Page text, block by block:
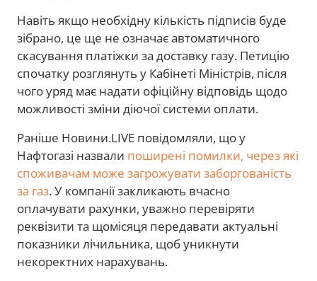
Навіть якщо необхідну кількість підписів буде
зібрано, це ще не означає автоматичного
скасування платіжки за доставку газу. Петицію
спочатку розглянуть у Кабінеті Міністрів, після
чого уряд має надати офіційну відповідь щодо
можливості зміни діючої системи оплати.
Раніше Новини.LIVE повідомляли, що у
Нафтогазі назвали поширені помилки, через які
споживачам може загрожувати заборгованість
за газ. У компанії закликають вчасно
оплачувати рахунки, уважно перевіряти
реквізити та щомісяця передавати актуальні
показники лічильника, щоб уникнути
некоректних нарахувань.